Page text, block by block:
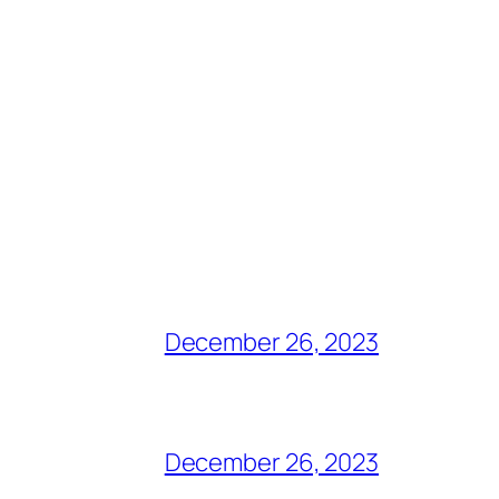
December 26, 2023
December 26, 2023